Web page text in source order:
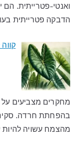
ואנטי-פטרייתית. הם
הדבקה פטרייתית
מחקרים מצביעים
בהפחתת חרדה.
מהצמח עשויה להיות